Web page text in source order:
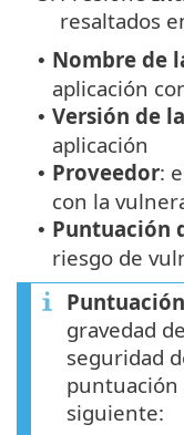
resaltados
• Nombre de
aplicación
• Versión de
aplicación
• Proveedor:
con la
• Puntuación
riesgo de
gravedad
seguridad
puntuación
siguiente: